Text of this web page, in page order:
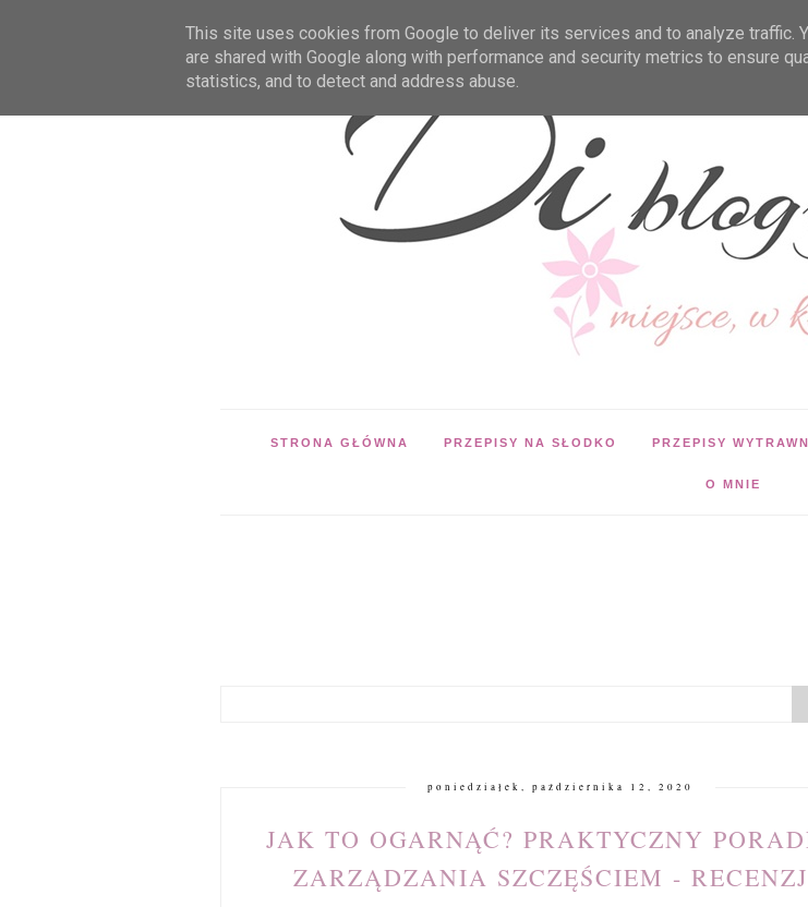
STRONA GŁÓWNA PRZEPISY NA SŁODKO PRZEPISY
O MNIE
poniedziałek, października 12, 2020
JAK TO OGARNĄĆ? PRAKTYCZNY
ZARZĄDZANIA SZCZĘŚCIEM -
This site uses cookies from Google to deliver its services and to analyze traffic.
are shared with Google along with performance and security metrics to ensure
statistics, and to detect and address abuse.